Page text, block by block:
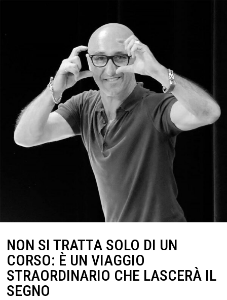
NON SI TRATTA SOLO DI UN
CORSO: È UN VIAGGIO
STRAORDINARIO CHE LASCERÀ IL
SEGNO